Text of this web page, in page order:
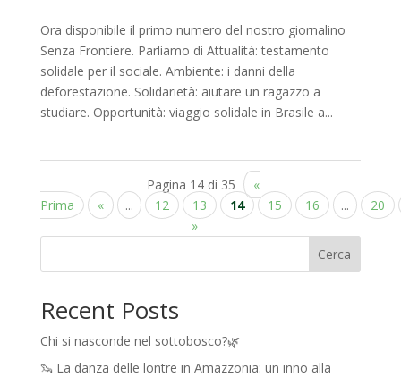
Ora disponibile il primo numero del nostro giornalino
Senza Frontiere. Parliamo di Attualità: testamento
solidale per il sociale. Ambiente: i danni della
deforestazione. Solidarietà: aiutare un ragazzo a
studiare. Opportunità: viaggio solidale in Brasile a...
Pagina 14 di 35
«
Prima
« ... 12 13 14 15 16 ...
20
»
Cerca
Recent Posts
Chi si nasconde nel sottobosco?🌿
🦦 La danza delle lontre in Amazzonia: un inno alla